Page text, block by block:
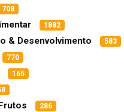
708
1882
& Desenvolvimento 583
770
165
286